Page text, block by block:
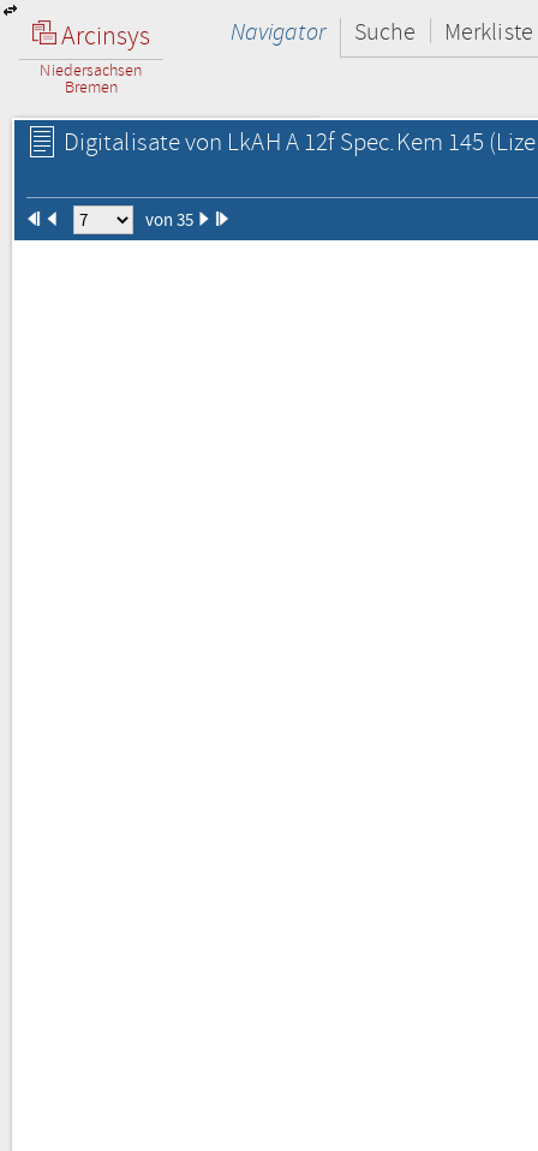
Arcinsys
Niedersachsen
Bremen
Navigator Suche Merkliste
Digitalisate von LkAH A 12f Spec.Kem 145
von 35